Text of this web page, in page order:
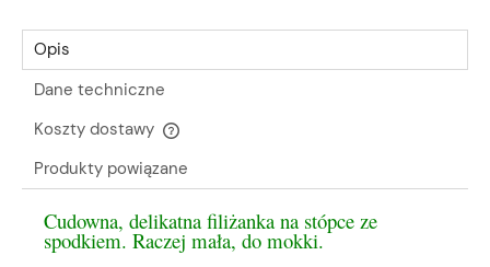
Opis
Dane techniczne
Koszty dostawy
Cena nie zawiera ewentualnych kosztów płatności
Produkty powiązane
Cudowna, delikatna filiżanka na stópce ze
spodkiem. Raczej mała, do mokki.